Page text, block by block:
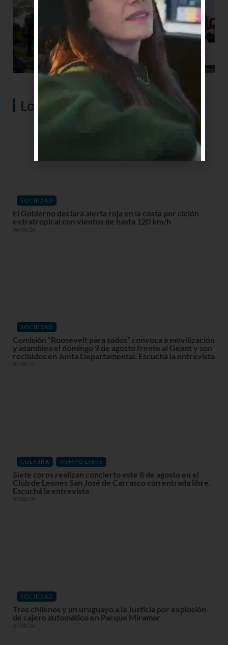
Lo más visto
SOCIEDAD
El Gobierno declara alerta roja en la costa por ciclón
extratropical con vientos de hasta 120 km/h
06/08/26
SOCIEDAD
Comisión “Roosevelt para todos” convoca a movilización
y asamblea el domingo 9 de agosto frente al Geant y son
recibidos en Junta Departamental. Escuchá la entrevista
05/08/26
CULTURA , TIEMPO LIBRE
Siete coros realizan concierto este 8 de agosto en el
Club de Leones San José de Carrasco con entrada libre.
Escuchá la entrevista
07/08/26
SOCIEDAD
Tres chilenos y un uruguayo a la Justicia por explosión
de cajero automático en Parque Miramar
07/08/26